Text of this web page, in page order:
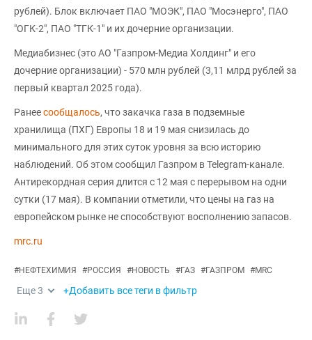
рублей). Блок включает ПАО "МОЭК", ПАО "Мосэнерго", ПАО
"ОГК-2", ПАО "ТГК-1" и их дочерние организации.
Медиабизнес (это АО "Газпром-Медиа Холдинг" и его
дочерние организации) - 570 млн рублей (3,11 млрд рублей за
первый квартал 2025 года).
Ранеесообщалось, что закачка газа в подземные
хранилища (ПХГ) Европы 18 и 19 мая снизилась до
минимального для этих суток уровня за всю историю
наблюдений. Об этом сообщил Газпром в Telegram-канале.
Антирекордная серия длится с 12 мая с перерывом на одни
сутки (17 мая). В компании отметили, что цены на газ на
европейском рынке не способствуют восполнению запасов.
mrc.ru
#НЕФТЕХИМИЯ #РОССИЯ #НОВОСТЬ #ГАЗ #ГАЗПРОМ #MRC
Еще3 +Добавить все теги в фильтр